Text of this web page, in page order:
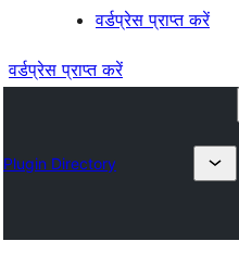
वर्डप्रेस प्राप्त करें
वर्डप्रेस प्राप्त करें
Plugin Directory